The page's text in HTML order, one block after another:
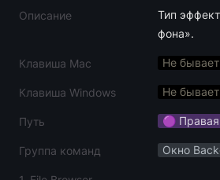
Описание
Тип
фона».
Клавиша Mac Не бывает
Клавиша Windows Не бывает
Путь 🟣
Группа команд Окно